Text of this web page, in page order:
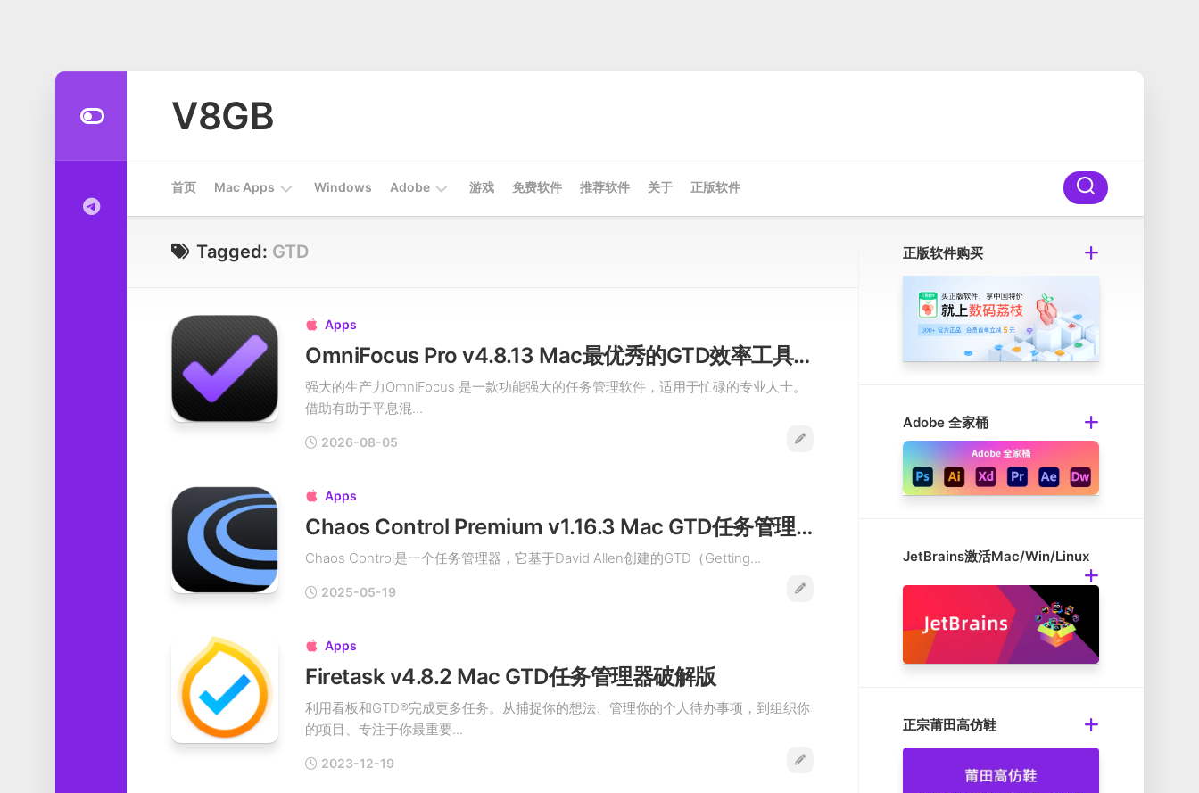
V8GB
首页 Mac Apps
Apps
工
系
具
设
计
媒
体
软
娱
乐
Windows Adobe 游戏 免费软件 推荐软件 关于 正版软件
Tagged: GTD
 Apps
OmniFocus Pro v4.8.13 Mac最优秀的GTD效率工具破解版
强大的生产力OmniFocus 是一款功能强大的任务管理软件，适用于忙碌的专业人士。
借助有助于平息混...
2026-08-05
 Apps
Chaos Control Premium v1.16.3 Mac GTD任务管理破解版
Chaos Control是一个任务管理器，它基于David Allen创建的GTD（Getting...
2025-05-19
 Apps
Firetask v4.8.2 Mac GTD任务管理器破解版
利用看板和GTD®完成更多任务。从捕捉你的想法、管理你的个人待办事项，到组织你
的项目、专注于你最重要...
2023-12-19
正版软件购买
Adobe 全家桶
JetBrains激活Mac/Win/Linux
正宗莆田高仿鞋